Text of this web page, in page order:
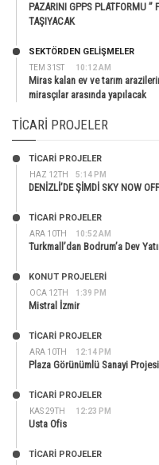
PAZARINI GPPS PLATFORMU ”
TAŞIYACAK
TEM 31ST 10:12 AM
SEKTÖRDEN GELIŞMELER
Miras kalan ev ve tarım
mirasçılar arasında yapılacak
TICARI PROJELER
HAZ 12TH 5:14 PM
TİCARİ PROJELER
DENİZLİ’DE ŞİMDİ SKY NOW
ARA 10TH 10:52 AM
TİCARİ PROJELER
Turkmall’dan Bodrum’a Dev
OCA 12TH 1:39 PM
KONUT PROJELERI
Mistral İzmir
ARA 10TH 12:14 PM
TİCARİ PROJELER
Plaza Görünümlü Sanayi
KAS 29TH 12:23 PM
TİCARİ PROJELER
Usta Ofis
TİCARİ PROJELER